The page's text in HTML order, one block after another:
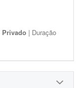
Privado | Duração